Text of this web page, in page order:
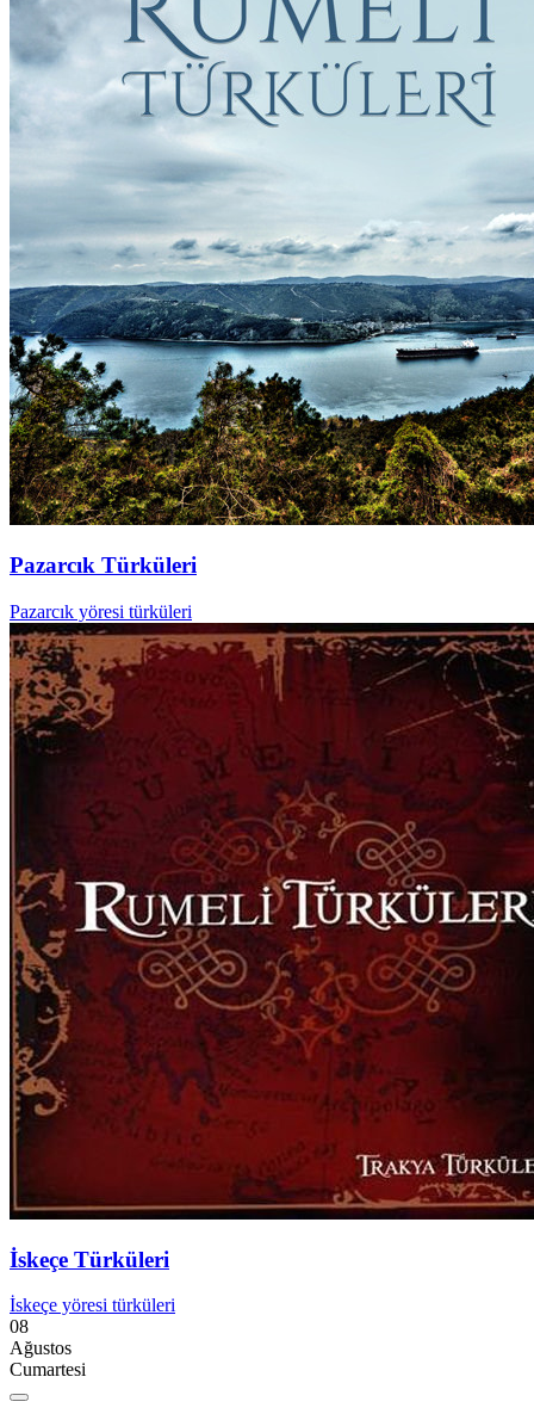
Pazarcık Türküleri
Pazarcık yöresi türküleri
İskeçe Türküleri
İskeçe yöresi türküleri
08
Ağustos
Cumartesi